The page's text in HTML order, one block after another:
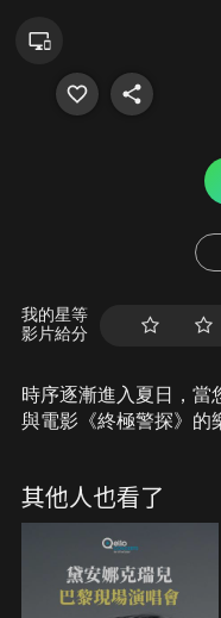
我的星等
影片給分
時序逐漸進入夏日，當
與電影《終極警探》的
準備了德布西《前奏曲
在巴黎塞納河畔演奏德
其他人也看了